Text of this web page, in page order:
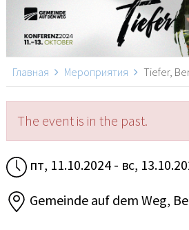
Главная Мероприятия Tiefer,
The event is in the past.
пт, 11.10.2024 - вс,
Gemeinde auf dem Weg,